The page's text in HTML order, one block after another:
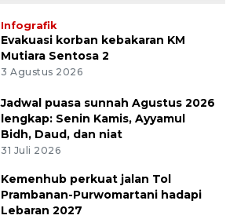
Infografik
Evakuasi korban kebakaran KM
Mutiara Sentosa 2
3 Agustus 2026
Jadwal puasa sunnah Agustus 2026
lengkap: Senin Kamis, Ayyamul
Bidh, Daud, dan niat
31 Juli 2026
Kemenhub perkuat jalan Tol
Prambanan-Purwomartani hadapi
Lebaran 2027